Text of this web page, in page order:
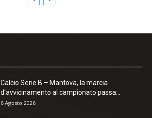
Calcio Serie B – Mantova, la marcia
d’avvicinamento al campionato passa...
6 Agosto 2026